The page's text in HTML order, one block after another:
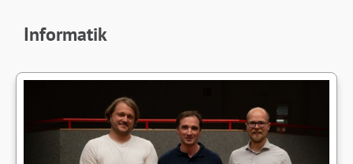
Informatik